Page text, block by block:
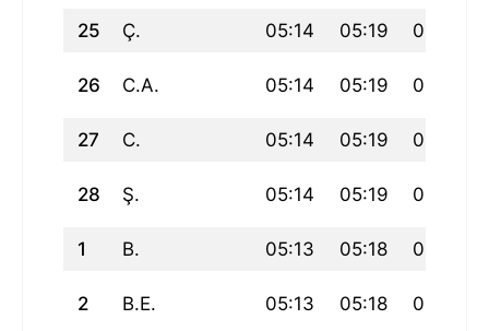
25 Ç. 05:14 05:19 06:37
26 C.A. 05:14 05:19 06:37
27 C. 05:14 05:19 06:36
28 Ş. 05:14 05:19 06:36
1 B. 05:13 05:18 06:36
2 B.E. 05:13 05:18 06:36